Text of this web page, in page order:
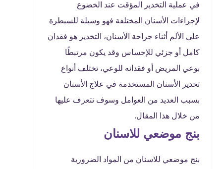
في عملية التخدير المؤقت عند الخضوع
لإجراءات الأسنان المختلفة فهو وسيلة للسيطرة
على الألم أثناء جراحة الأسنان، التخدير هو فقدان
كامل أو جزئي للإحساس وقد يكون مرتبطًا
بوعي المريض أو فقدانه للوعي، تختلف أنواع
تخدير الأسنان المستخدمة في علاج الأسنان
بسبب العديد من العوامل وسوف نتعرف عليها
من خلال هذا المقال.
بنج موضعي للاسنان
بنج موضعي للاسنان من المواد الضرورية